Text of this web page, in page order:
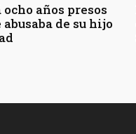
ocho años presos
de su hijo